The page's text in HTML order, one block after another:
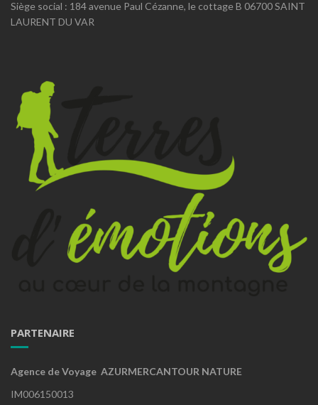
Siège social : 184 avenue Paul Cézanne, le cottage B 06700 SAINT
LAURENT DU VAR
PARTENAIRE
Agence de Voyage AZURMERCANTOUR NATURE
IM006150013